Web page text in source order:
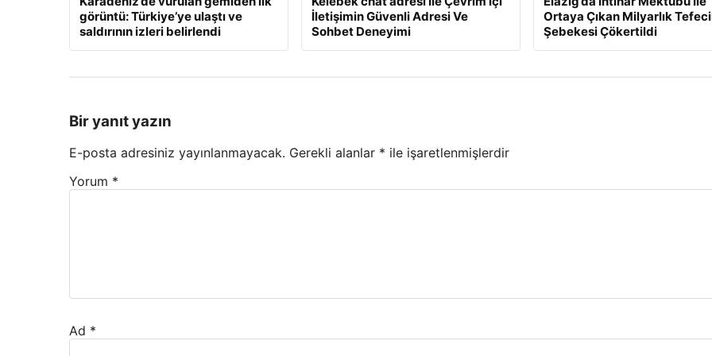
görüntü: Türkiye’ye ulaştı ve
saldırının izleri belirlendi
İletişimin Güvenli Adresi Ve
Sohbet Deneyimi
Ortaya Çıkan Milyarlık
Şebekesi Çökertildi
Bir yanıt yazın
E-posta adresiniz yayınlanmayacak. Gerekli alanlar * ile işaretlenmişlerdir
Yorum *
Ad *